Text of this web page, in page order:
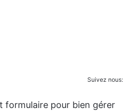
Suivez nous:
formulaire pour bien gérer